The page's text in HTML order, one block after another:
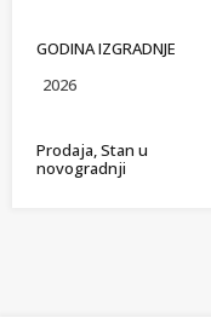
GODINA IZGRADNJE
2026
Prodaja, Stan u
novogradnji